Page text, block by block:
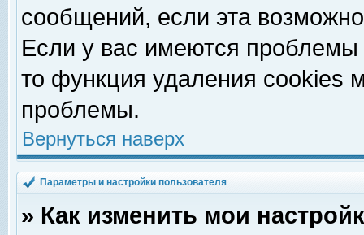
сообщений, если эта
Если у вас имеются
то функция удаления cookies
проблемы.
Вернуться наверх
Параметры и настройки пользователя
» Как изменить мои